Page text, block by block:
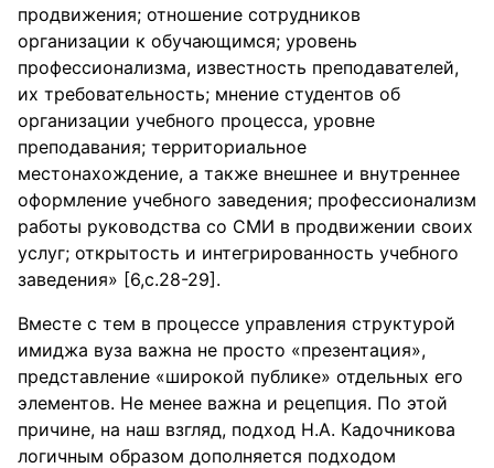
продвижения; отношение сотрудников
организации к обучающимся; уровень
профессионализма, известность преподавателей,
их требовательность; мнение студентов об
организации учебного процесса, уровне
преподавания; территориальное
местонахождение, а также внешнее и внутреннее
оформление учебного заведения; профессионализм
работы руководства со СМИ в продвижении своих
услуг; открытость и интегрированность учебного
заведения» [6,с.28-29].
Вместе с тем в процессе управления структурой
имиджа вуза важна не просто «презентация»,
представление «широкой публике» отдельных его
элементов. Не менее важна и рецепция. По этой
причине, на наш взгляд, подход Н.А. Кадочникова
логичным образом дополняется подходом